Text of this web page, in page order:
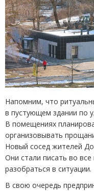
Напомним, что
в пустующем здании по
В помещениях
организовывать
Новый сосед жителей
Они стали писать во
разобраться в ситуации.
В свою очередь